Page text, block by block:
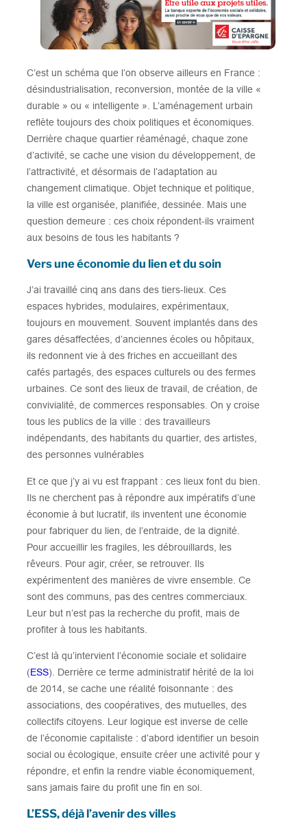
C’est un schéma que l’on observe ailleurs en France :
désindustrialisation, reconversion, montée de la ville «
durable » ou « intelligente ». L’aménagement urbain
reflète toujours des choix politiques et économiques.
Derrière chaque quartier réaménagé, chaque zone
d’activité, se cache une vision du développement, de
l’attractivité, et désormais de l’adaptation au
changement climatique. Objet technique et politique,
la ville est organisée, planifiée, dessinée. Mais une
question demeure : ces choix répondent-ils vraiment
aux besoins de tous les habitants ?
Vers une économie du lien et du soin
J’ai travaillé cinq ans dans des tiers-lieux. Ces
espaces hybrides, modulaires, expérimentaux,
toujours en mouvement. Souvent implantés dans des
gares désaffectées, d’anciennes écoles ou hôpitaux,
ils redonnent vie à des friches en accueillant des
cafés partagés, des espaces culturels ou des fermes
urbaines. Ce sont des lieux de travail, de création, de
convivialité, de commerces responsables. On y croise
tous les publics de la ville : des travailleurs
indépendants, des habitants du quartier, des artistes,
des personnes vulnérables
Et ce que j’y ai vu est frappant : ces lieux font du bien.
Ils ne cherchent pas à répondre aux impératifs d’une
économie à but lucratif, ils inventent une économie
pour fabriquer du lien, de l’entraide, de la dignité.
Pour accueillir les fragiles, les débrouillards, les
rêveurs. Pour agir, créer, se retrouver. Ils
expérimentent des manières de vivre ensemble. Ce
sont des communs, pas des centres commerciaux.
Leur but n’est pas la recherche du profit, mais de
profiter à tous les habitants.
C’est là qu’intervient l’économie sociale et solidaire
(ESS). Derrière ce terme administratif hérité de la loi
de 2014, se cache une réalité foisonnante : des
associations, des coopératives, des mutuelles, des
collectifs citoyens. Leur logique est inverse de celle
de l’économie capitaliste : d’abord identifier un besoin
social ou écologique, ensuite créer une activité pour y
répondre, et enfin la rendre viable économiquement,
sans jamais faire du profit une fin en soi.
L’ESS, déjà l’avenir des villes